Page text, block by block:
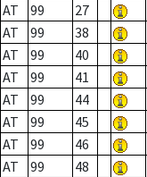
AT
99 27
AT
99 38
AT
99 40
AT
99 41
AT
99 44
AT
99 45
AT
99 46
AT
99 48